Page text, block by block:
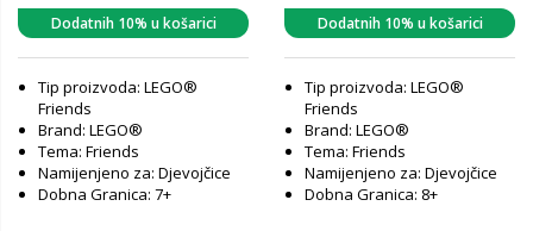
Dodatnih 10% u košarici
Tip proizvoda: LEGO®
Friends
Brand: LEGO®
Tema: Friends
Namijenjeno za: Djevojčice
Dobna Granica: 7+
Dodatnih 10% u košarici
Tip proizvoda: LEGO®
Friends
Brand: LEGO®
Tema: Friends
Namijenjeno za: Djevojčice
Dobna Granica: 8+